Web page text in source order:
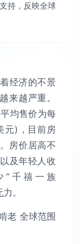
持，反映全球
经济的不景
来越严重。
均售价为每
元)，目前房
房价居高不
及年轻人收
“千禧一族
。